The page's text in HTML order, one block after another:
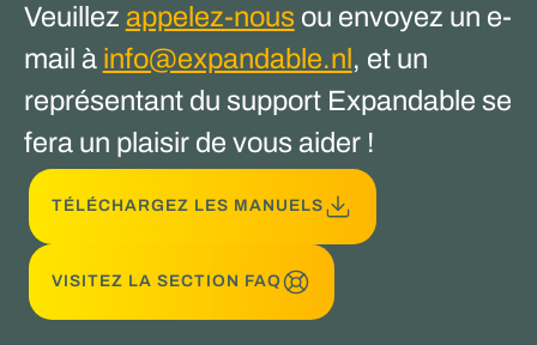
Veuillez appelez-nous ou envoyez un e-
mail à info@expandable.nl, et un
représentant du support Expandable se
fera un plaisir de vous aider !
TÉLÉCHARGEZ LES MANUELS
VISITEZ LA SECTION FAQ